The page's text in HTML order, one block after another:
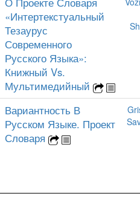
«Интертекстуальный
Тезаурус
Современного
Русского Языка»:
Книжный Vs.
Мультимедийный
Вариантность В
Русском Языке. Проект
Словаря